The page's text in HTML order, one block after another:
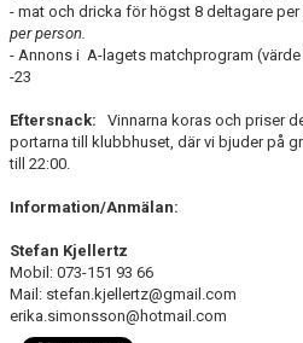
- mat och dricka för högst 8 deltagare
per person.
- Annons i A-lagets matchprogram (värde
-23
Eftersnack: Vinnarna koras och priser
portarna till klubbhuset, där vi bjuder på
till 22:00.
Information/Anmälan:
Stefan Kjellertz
Mobil: 073-151 93 66
Mail:
erika.simonsson@hotmail.com